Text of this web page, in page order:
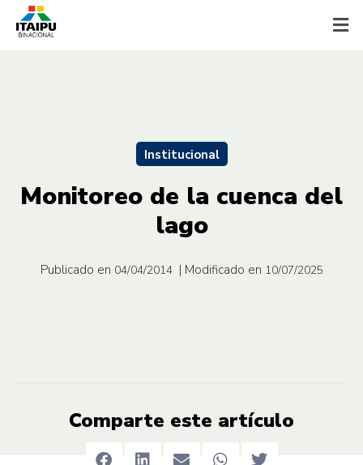
Institucional
Monitoreo de la cuenca del
lago
Publicado en 04/04/2014 | Modificado en 10/07/2025
Comparte este artículo